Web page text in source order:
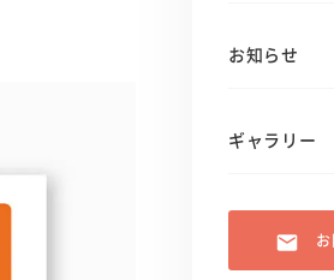
お知らせ
ギャラリー